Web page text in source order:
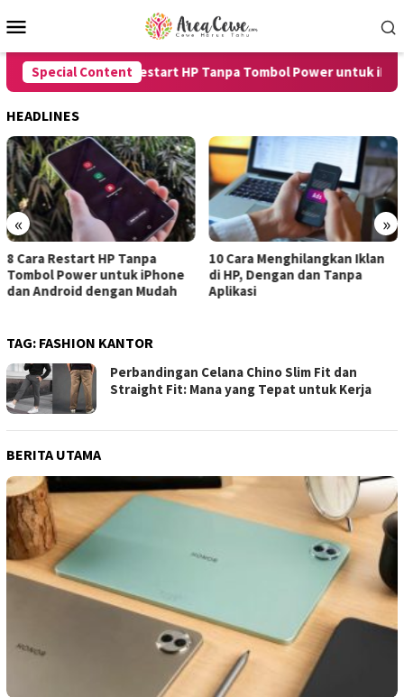
to
Menu
Special Content
8 Cara Restart HP Tanpa Tombol Power untuk iPhone
HEADLINES
« »
HP Tanpa
untuk iPhone
dengan Mudah
10 Cara Menghilangkan Iklan
di HP, Dengan dan Tanpa
Aplikasi
7 Cara
untuk
TAG: FASHION KANTOR
Perbandingan Celana Chino Slim Fit dan
Straight Fit: Mana yang Tepat untuk Kerja
BERITA UTAMA